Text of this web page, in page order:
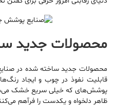
محصولات جدید
محصولات جدید ساخته شده در
قابلیت نفوذ در چوب و ایجاد
پوشش‌های که خیلی سریع خشک
ظاهر دلخواه و یکدست را فرآهم